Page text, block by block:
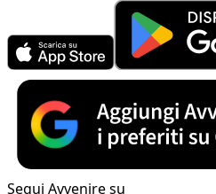
Segui Avvenire su